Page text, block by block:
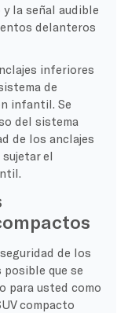
la señal audible
delanteros
inferiores
de
infantil. Se
del sistema
de los anclajes
el
de los
posible que se
para usted como
compacto